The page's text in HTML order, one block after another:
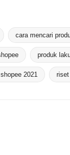
cara mencari
produk
2021